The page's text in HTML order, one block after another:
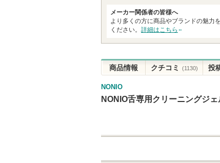
メーカー関係者の皆様へ
より多くの方に商品やブランドの魅力
ください。 詳細はこちら
商品情報 クチコミ (1130) 投
NONIO
NONIO舌専用クリーニングジェ